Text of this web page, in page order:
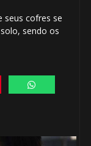
seus cofres se
sendo os